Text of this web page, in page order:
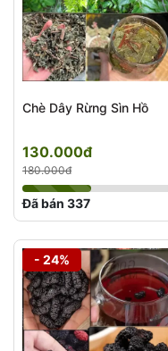
Chè Dây Rừng Sìn Hồ
130.000đ
180.000đ
Đã bán 337
- 24%